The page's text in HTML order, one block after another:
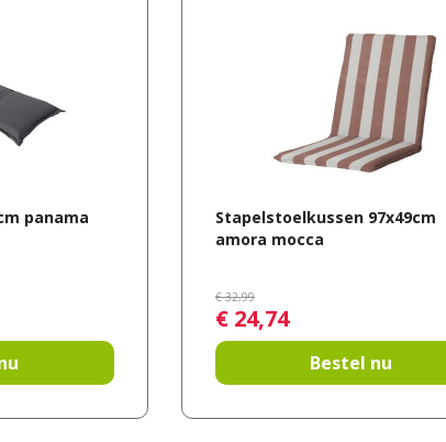
panama
Stapelstoelkussen 97x49cm
amora mocca
€ 32,99
€ 24,74
Bestel nu